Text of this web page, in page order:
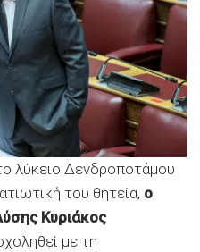
λύκειο Δενδροποτάμου
του θητεία, ο
Κυριάκος
με τη